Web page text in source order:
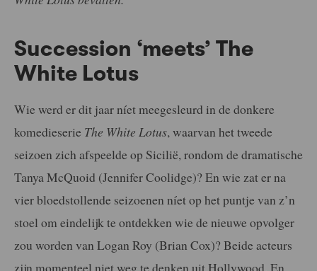
Succession ‘meets’ The
White Lotus
Wie werd er dit jaar níet meegesleurd in de donkere
komedieserie The White Lotus, waarvan het tweede
seizoen zich afspeelde op Sicilië, rondom de dramatische
Tanya McQuoid (Jennifer Coolidge)? En wie zat er na
vier bloedstollende seizoenen níet op het puntje van z’n
stoel om eindelijk te ontdekken wie de nieuwe opvolger
zou worden van Logan Roy (Brian Cox)? Beide acteurs
zijn momenteel niet weg te denken uit Hollywood. En